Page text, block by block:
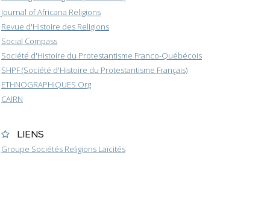
Journal of Africana Religions
Revue d'Histoire des Religions
Social Compass
Société d'Histoire du Protestantisme Franco-Québécois
SHPF (Société d'Histoire du Protestantisme Français)
ETHNOGRAPHIQUES.Org
CAIRN
LIENS
Groupe Sociétés Religions Laïcités